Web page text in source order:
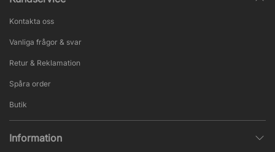
Kontakta oss
Vanliga frågor & svar
Retur & Reklamation
Spåra order
Butik
Information